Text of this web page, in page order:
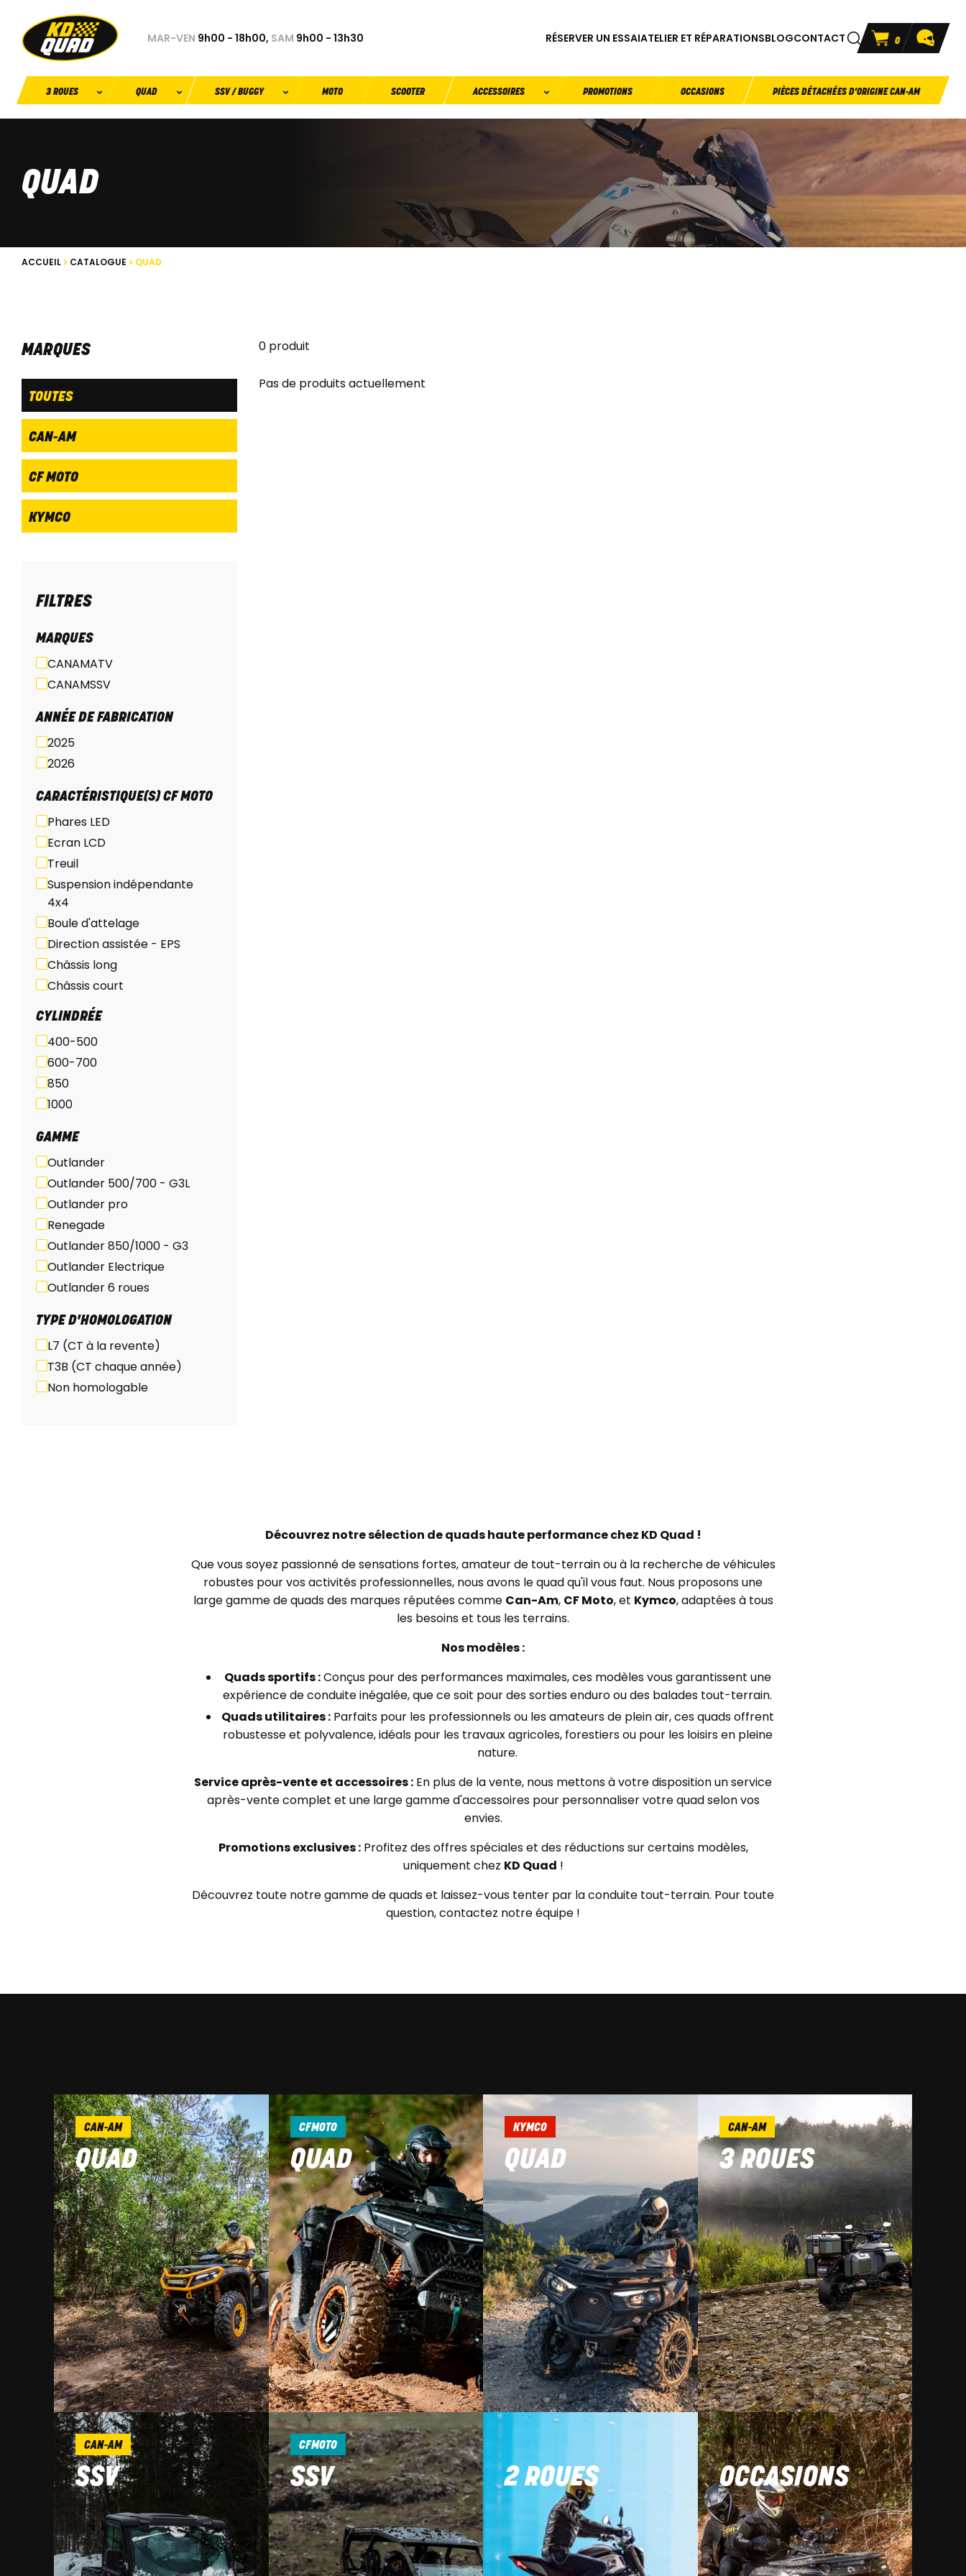
MAR-VEN 9h00 - 18h00, SAM 9h00 - 13h30 RÉSERVER UN ESSAIATELIER ET RÉPARATIONSBLOGCONTACT 0
3 ROUES QUAD SSV / BUGGY MOTO SCOOTER ACCESSOIRES PROMOTIONS OCCASIONS PIÈCES DÉTACHÉES D'ORIGINE CAN-AM
QUAD
ACCUEIL CATALOGUE QUAD
MARQUES
TOUTES
CAN-AM
CF MOTO
KYMCO
FILTRES
MARQUES
CANAMATV
CANAMSSV
ANNÉE DE FABRICATION
2025
2026
CARACTÉRISTIQUE(S) CF MOTO
Phares LED
Ecran LCD
Treuil
Suspension indépendante
4x4
Boule d'attelage
Direction assistée - EPS
Châssis long
Châssis court
ABS
CYLINDRÉE
400-500
600-700
850
1000
GAMME
Outlander
Outlander 500/700 - G3L
Outlander pro
Renegade
Outlander 850/1000 - G3
Outlander Electrique
Outlander 6 roues
TYPE D'HOMOLOGATION
L7 (CT à la revente)
T3B (CT chaque année)
Non homologable
0 produit
Pas de produits actuellement
Découvrez notre sélection de quads haute performance chez KD Quad !
Que vous soyez passionné de sensations fortes, amateur de tout-terrain ou à la recherche de véhicules
robustes pour vos activités professionnelles, nous avons le quad qu'il vous faut. Nous proposons une
large gamme de quads des marques réputées comme Can-Am, CF Moto, et Kymco, adaptées à tous
les besoins et tous les terrains.
Nos modèles :
Quads sportifs :Conçus pour des performances maximales, ces modèles vous garantissent une
expérience de conduite inégalée, que ce soit pour des sorties enduro ou des balades tout-terrain.
Quads utilitaires :Parfaits pour les professionnels ou les amateurs de plein air, ces quads offrent
robustesse et polyvalence, idéals pour les travaux agricoles, forestiers ou pour les loisirs en pleine
nature.
Service après-vente et accessoires : En plus de la vente, nous mettons à votre disposition un service
après-vente complet et une large gamme d'accessoires pour personnaliser votre quad selon vos
envies.
Promotions exclusives :Profitez des offres spéciales et des réductions sur certains modèles,
uniquement chez KD Quad !
Découvrez toute notre gamme de quads et laissez-vous tenter par la conduite tout-terrain. Pour toute
question, contactez notre équipe !
CAN-AM
QUAD
CFMOTO
QUAD
KYMCO
QUAD
CAN-AM
3 ROUES
CAN-AM
SSV
CFMOTO
SSV 2 ROUES OCCASIONS